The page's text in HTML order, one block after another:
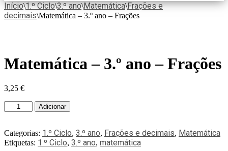
Início\1.º Ciclo\3.º ano\Matemática\Frações e
decimais\Matemática – 3.º ano – Frações
Matemática – 3.º ano – Frações
3,25 €
Adicionar
Categorias: 1.º Ciclo, 3.º ano, Frações e decimais, Matemática
Etiquetas: 1.º Ciclo, 3.º ano, matemática